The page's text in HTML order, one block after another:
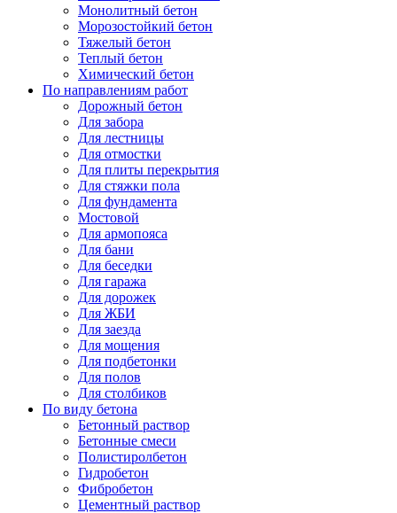
Монолитный бетон
Морозостойкий бетон
Тяжелый бетон
Теплый бетон
Химический бетон
По направлениям работ
Дорожный бетон
Для забора
Для лестницы
Для отмостки
Для плиты перекрытия
Для стяжки пола
Для фундамента
Мостовой
Для армопояса
Для бани
Для беседки
Для гаража
Для дорожек
Для ЖБИ
Для заезда
Для мощения
Для подбетонки
Для полов
Для столбиков
По виду бетона
Бетонный раствор
Бетонные смеси
Полистиролбетон
Гидробетон
Фибробетон
Цементный раствор